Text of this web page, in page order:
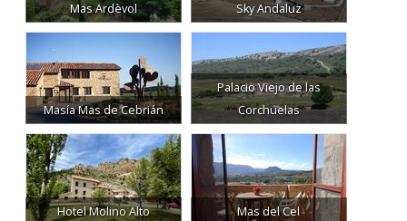
Mas Ardèvol Sky Andaluz
Masía Mas de Cebrián
Palacio Viejo de las
Corchuelas
Hotel Molino Alto Mas del Cel